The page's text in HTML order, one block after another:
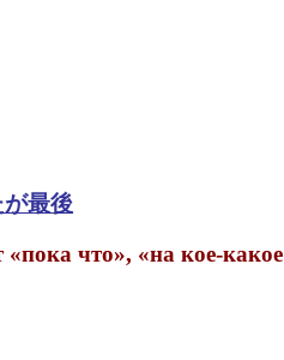
が最後
что», «на кое-